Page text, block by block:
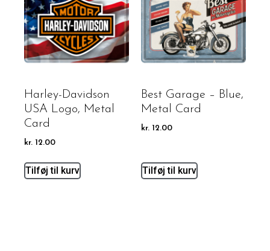
Harley-Davidson
USA Logo, Metal
Card
kr. 12.00
Tilføj til kurv
Best Garage – Blue,
Metal Card
kr. 12.00
Tilføj til kurv